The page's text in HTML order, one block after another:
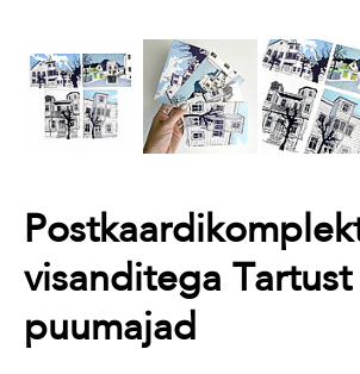
visanditega
puumajad